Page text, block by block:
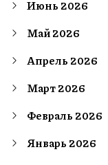
Июнь 2026
Май 2026
Апрель 2026
Март 2026
Февраль 2026
Январь 2026